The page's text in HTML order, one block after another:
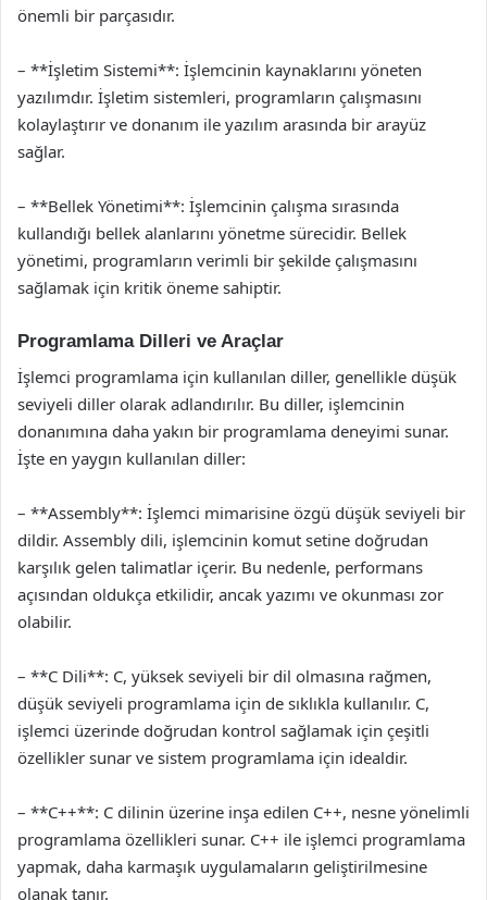
önemli bir parçasıdır.
– **İşletim Sistemi**: İşlemcinin kaynaklarını yöneten
yazılımdır. İşletim sistemleri, programların çalışmasını
kolaylaştırır ve donanım ile yazılım arasında bir arayüz
sağlar.
– **Bellek Yönetimi**: İşlemcinin çalışma sırasında
kullandığı bellek alanlarını yönetme sürecidir. Bellek
yönetimi, programların verimli bir şekilde çalışmasını
sağlamak için kritik öneme sahiptir.
Programlama Dilleri ve Araçlar
İşlemci programlama için kullanılan diller, genellikle düşük
seviyeli diller olarak adlandırılır. Bu diller, işlemcinin
donanımına daha yakın bir programlama deneyimi sunar.
İşte en yaygın kullanılan diller:
– **Assembly**: İşlemci mimarisine özgü düşük seviyeli bir
dildir. Assembly dili, işlemcinin komut setine doğrudan
karşılık gelen talimatlar içerir. Bu nedenle, performans
açısından oldukça etkilidir, ancak yazımı ve okunması zor
olabilir.
– **C Dili**: C, yüksek seviyeli bir dil olmasına rağmen,
düşük seviyeli programlama için de sıklıkla kullanılır. C,
işlemci üzerinde doğrudan kontrol sağlamak için çeşitli
özellikler sunar ve sistem programlama için idealdir.
– **C++**: C dilinin üzerine inşa edilen C++, nesne yönelimli
programlama özellikleri sunar. C++ ile işlemci programlama
yapmak, daha karmaşık uygulamaların geliştirilmesine
olanak tanır.